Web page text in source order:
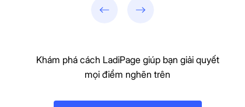
Khám phá cách LadiPage giúp bạn giải quyết
mọi điểm nghẽn trên